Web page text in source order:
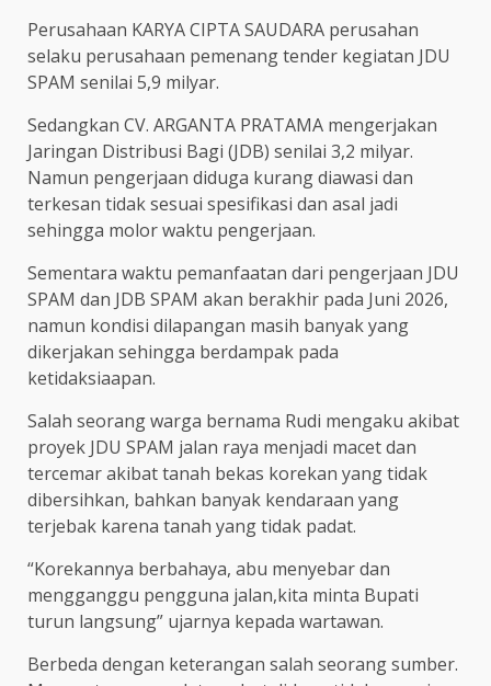
Perusahaan KARYA CIPTA SAUDARA perusahan
selaku perusahaan pemenang tender kegiatan JDU
SPAM senilai 5,9 milyar.
Sedangkan CV. ARGANTA PRATAMA mengerjakan
Jaringan Distribusi Bagi (JDB) senilai 3,2 milyar.
Namun pengerjaan diduga kurang diawasi dan
terkesan tidak sesuai spesifikasi dan asal jadi
sehingga molor waktu pengerjaan.
Sementara waktu pemanfaatan dari pengerjaan JDU
SPAM dan JDB SPAM akan berakhir pada Juni 2026,
namun kondisi dilapangan masih banyak yang
dikerjakan sehingga berdampak pada
ketidaksiaapan.
Salah seorang warga bernama Rudi mengaku akibat
proyek JDU SPAM jalan raya menjadi macet dan
tercemar akibat tanah bekas korekan yang tidak
dibersihkan, bahkan banyak kendaraan yang
terjebak karena tanah yang tidak padat.
“Korekannya berbahaya, abu menyebar dan
mengganggu pengguna jalan,kita minta Bupati
turun langsung” ujarnya kepada wartawan.
Berbeda dengan keterangan salah seorang sumber.